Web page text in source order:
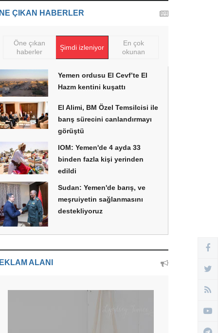
ÇIKAN HABERLER
Öne çıkan
haberler
Şimdi izleniyor
En çok
okunan
Yemen ordusu El Cevf’te El
Hazm kentini kuşattı
El Alimi, BM Özel Temsilcisi ile
barış sürecini canlandırmayı
görüştü
IOM: Yemen'de 4 ayda 33
binden fazla kişi yerinden
edildi
Sudan: Yemen'de barış, ve
meşruiyetin sağlanmasını
destekliyoruz
ALANI